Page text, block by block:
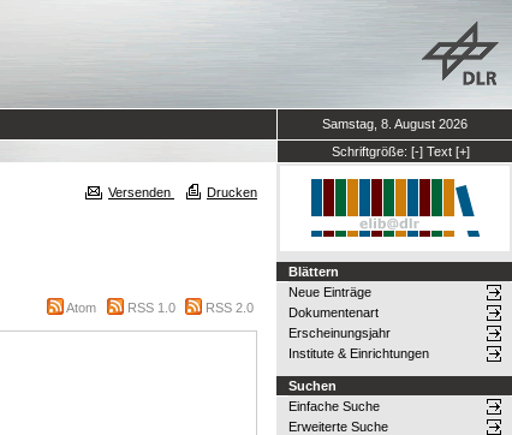
Samstag, 8. August 2026
Schriftgröße: [-] Text [+]
Versenden Drucken
Atom RSS 1.0 RSS 2.0
Blättern
Neue Einträge
Dokumentenart
Erscheinungsjahr
Institute & Einrichtungen
Suchen
Einfache Suche
Erweiterte Suche